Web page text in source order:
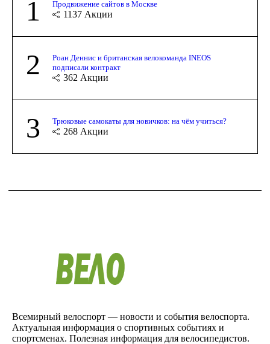
1 Продвижение сайтов в Москве
1137 Акции
2
Роан Деннис и британская велокоманда INEOS
подписали контракт
362 Акции
3 Трюковые самокаты для новичков: на чём учиться?
268 Акции
Всемирный велоспорт — новости и события велоспорта.
Актуальная информация о спортивных событиях и
спортсменах. Полезная информация для велосипедистов.